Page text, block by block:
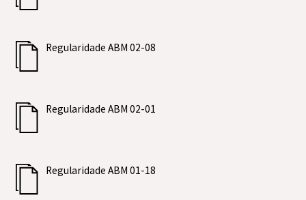
Regularidade ABM 02-08
Regularidade ABM 02-01
Regularidade ABM 01-18